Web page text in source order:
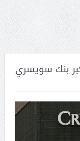
بنك سويسري